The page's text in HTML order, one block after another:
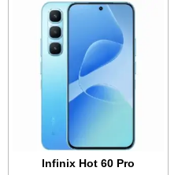
Infinix Hot 60 Pro
الشاشة:6.6 بوصة - 90 هرتز - IPS LCD
64 جيجابايت
الرام:
الكاميرا:
المعالج:
البطارية والشحن السريع:
عرض الموصفات ←